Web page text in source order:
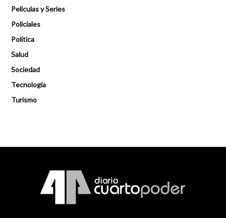
Peliculas y Series
Policiales
Política
Salud
Sociedad
Tecnología
Turismo